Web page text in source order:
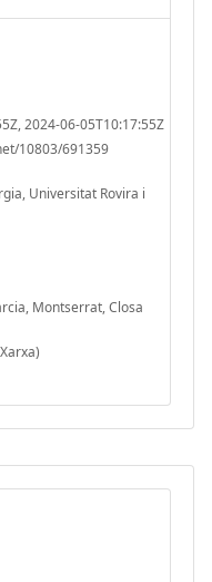
2024-06-05T10:17:55Z
10803/691359
Universitat Rovira i
Montserrat, Closa